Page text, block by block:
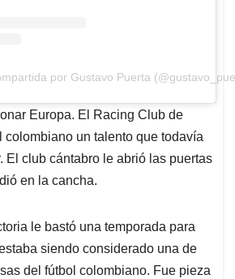
por Gustavo Puerta
Europa. El Racing Club de
colombiano un talento que todavía
El club cántabro le abrió las puertas
en la cancha.
le bastó una temporada para
siendo considerado una de
del fútbol colombiano. Fue pieza